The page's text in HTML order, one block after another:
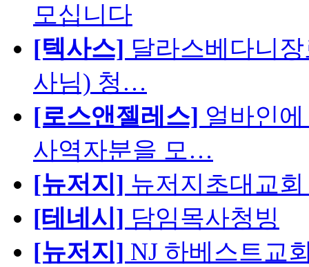
모십니다
[텍사스] 달라스베다니
사님) 청…
[로스앤젤레스] 얼바인
사역자분을 모…
[뉴저지] 뉴저지초대교
[테네시] 담임목사청빙
[뉴저지] NJ 하베스트교